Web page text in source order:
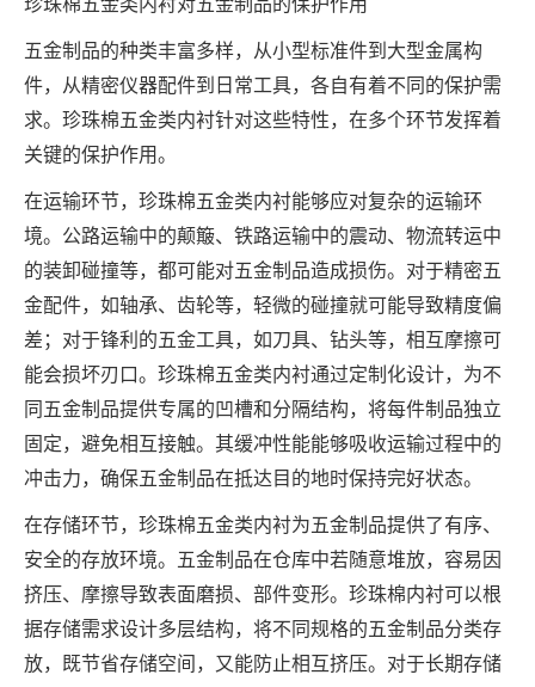
珍珠棉五金类内衬对五金制品的保护作用
五金制品的种类丰富多样，从小型标准件到大型金属构
件，从精密仪器配件到日常工具，各自有着不同的保护需
求。珍珠棉五金类内衬针对这些特性，在多个环节发挥着
关键的保护作用。
在运输环节，珍珠棉五金类内衬能够应对复杂的运输环
境。公路运输中的颠簸、铁路运输中的震动、物流转运中
的装卸碰撞等，都可能对五金制品造成损伤。对于精密五
金配件，如轴承、齿轮等，轻微的碰撞就可能导致精度偏
差；对于锋利的五金工具，如刀具、钻头等，相互摩擦可
能会损坏刃口。珍珠棉五金类内衬通过定制化设计，为不
同五金制品提供专属的凹槽和分隔结构，将每件制品独立
固定，避免相互接触。其缓冲性能能够吸收运输过程中的
冲击力，确保五金制品在抵达目的地时保持完好状态。
在存储环节，珍珠棉五金类内衬为五金制品提供了有序、
安全的存放环境。五金制品在仓库中若随意堆放，容易因
挤压、摩擦导致表面磨损、部件变形。珍珠棉内衬可以根
据存储需求设计多层结构，将不同规格的五金制品分类存
放，既节省存储空间，又能防止相互挤压。对于长期存储